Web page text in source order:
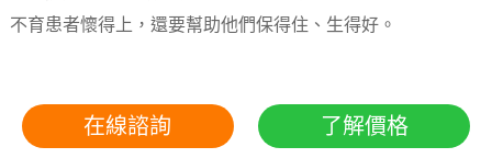
不育患者懷得上，還要幫助他們保得住、生得好。
在線諮詢 了解價格